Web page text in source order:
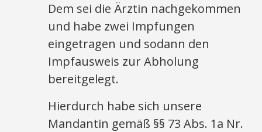
Dem sei die Ärztin nachgekommen
und habe zwei Impfungen
eingetragen und sodann den
Impfausweis zur Abholung
bereitgelegt.
Hierdurch habe sich unsere
Mandantin gemäß §§ 73 Abs. 1a Nr.